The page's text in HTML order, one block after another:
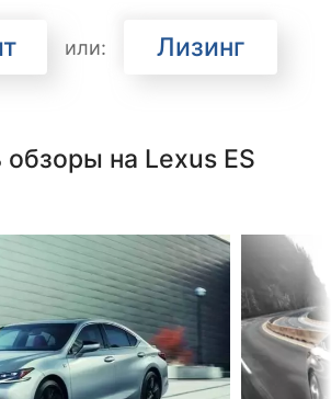
или: Лизинг
обзоры на Lexus ES